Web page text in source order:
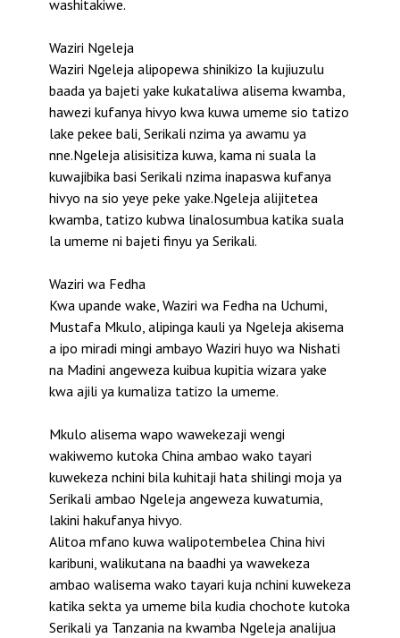
washitakiwe.
Waziri Ngeleja
Waziri Ngeleja alipopewa shinikizo la kujiuzulu
baada ya bajeti yake kukataliwa alisema kwamba,
hawezi kufanya hivyo kwa kuwa umeme sio tatizo
lake pekee bali, Serikali nzima ya awamu ya
nne.Ngeleja alisisitiza kuwa, kama ni suala la
kuwajibika basi Serikali nzima inapaswa kufanya
hivyo na sio yeye peke yake.Ngeleja alijitetea
kwamba, tatizo kubwa linalosumbua katika suala
la umeme ni bajeti finyu ya Serikali.
Waziri wa Fedha
Kwa upande wake, Waziri wa Fedha na Uchumi,
Mustafa Mkulo, alipinga kauli ya Ngeleja akisema
a ipo miradi mingi ambayo Waziri huyo wa Nishati
na Madini angeweza kuibua kupitia wizara yake
kwa ajili ya kumaliza tatizo la umeme.
Mkulo alisema wapo wawekezaji wengi
wakiwemo kutoka China ambao wako tayari
kuwekeza nchini bila kuhitaji hata shilingi moja ya
Serikali ambao Ngeleja angeweza kuwatumia,
lakini hakufanya hivyo.
Alitoa mfano kuwa walipotembelea China hivi
karibuni, walikutana na baadhi ya wawekeza
ambao walisema wako tayari kuja nchini kuwekeza
katika sekta ya umeme bila kudia chochote kutoka
Serikali ya Tanzania na kwamba Ngeleja analijua